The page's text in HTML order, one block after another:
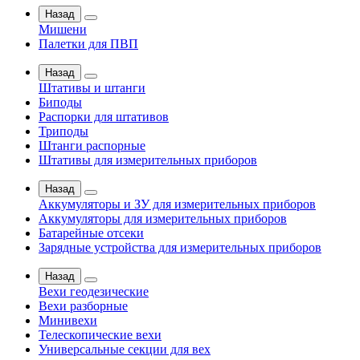
Назад
Мишени
Палетки для ПВП
Назад
Штативы и штанги
Биподы
Распорки для штативов
Триподы
Штанги распорные
Штативы для измерительных приборов
Назад
Аккумуляторы и ЗУ для измерительных приборов
Аккумуляторы для измерительных приборов
Батарейные отсеки
Зарядные устройства для измерительных приборов
Назад
Вехи геодезические
Вехи разборные
Минивехи
Телескопические вехи
Универсальные секции для вех